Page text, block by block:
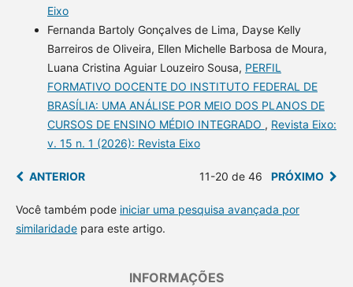
Eixo
Fernanda Bartoly Gonçalves de Lima, Dayse Kelly
Barreiros de Oliveira, Ellen Michelle Barbosa de Moura,
Luana Cristina Aguiar Louzeiro Sousa, PERFIL
FORMATIVO DOCENTE DO INSTITUTO FEDERAL DE
BRASÍLIA: UMA ANÁLISE POR MEIO DOS PLANOS DE
CURSOS DE ENSINO MÉDIO INTEGRADO , Revista Eixo:
v. 15 n. 1 (2026): Revista Eixo
ANTERIOR 11-20 de 46 PRÓXIMO
Você também pode iniciar uma pesquisa avançada por
similaridadepara este artigo.
INFORMAÇÕES